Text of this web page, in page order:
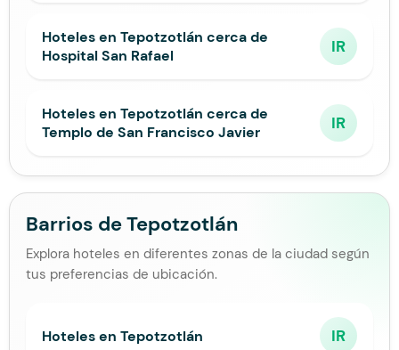
Hoteles en Tepotzotlán cerca de
Hospital San Rafael
IR
Hoteles en Tepotzotlán cerca de
Templo de San Francisco Javier
IR
Barrios de Tepotzotlán
Explora hoteles en diferentes zonas de la ciudad según
tus preferencias de ubicación.
Hoteles en Tepotzotlán IR